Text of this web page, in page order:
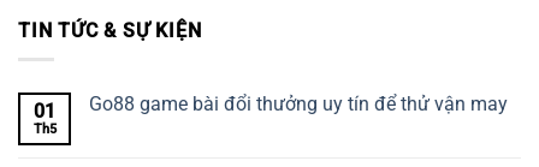
TIN TỨC & SỰ KIỆN
01
Th5
Go88 game bài đổi thưởng uy tín để thử vận may